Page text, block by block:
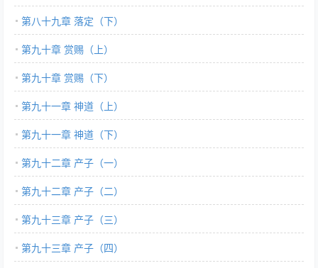
第八十九章 落定（下）
第九十章 赏赐（上）
第九十章 赏赐（下）
第九十一章 神道（上）
第九十一章 神道（下）
第九十二章 产子（一）
第九十二章 产子（二）
第九十三章 产子（三）
第九十三章 产子（四）